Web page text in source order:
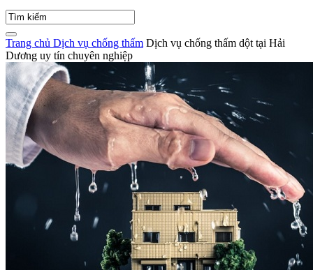
Trang chủ Dịch vụ chống thấm Dịch vụ chống thấm dột tại Hải
Dương uy tín chuyên nghiệp